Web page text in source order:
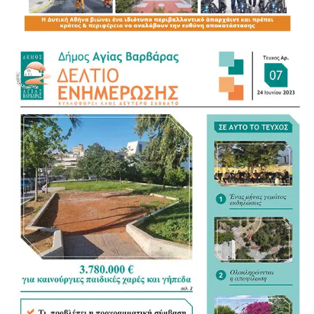
Για τον νέο Κώδικα της Αυτοδιοίκησης αναγνώρισε ως
σημαντικό βήμα τη συγκέντρωση της διάσπαρτης
νομοθεσίας σε ένα ενιαίο κείμενο, άσκησε όμως κριτική
στον τρόπο με τον οποίο διαμορφώνεται. «Η
Αυτοδιοίκηση ξέρει τι Αυτοδιοίκηση θέλει», σημείωσε,
υποστηρίζοντας ότι οι Δήμοι θα έπρεπε να έχουν πολύ
πιο καθοριστικό ρόλο στη διαμόρφωση του νέου
πλαισίου.